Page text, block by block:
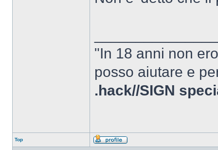
"In 18 anni non
posso aiutare e
.hack//SIGN
Top
Profilo